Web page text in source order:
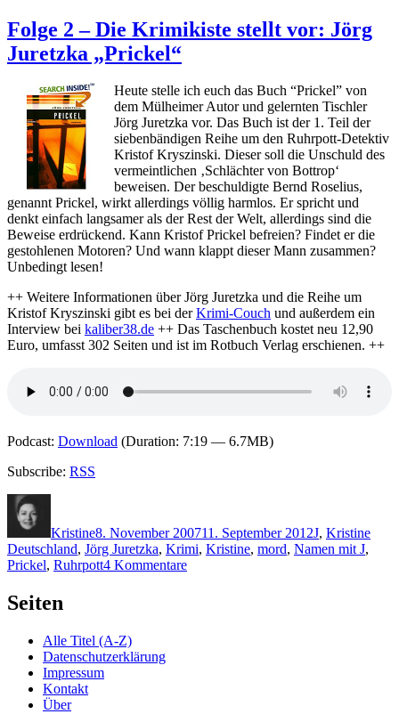
276:
Sammelrezension
Verdonk
Folge 2 – Die Krimikiste stellt vor: Jörg
Juretzka „Prickel“
Heute stelle ich euch das Buch “Prickel” von
dem Mülheimer Autor und gelernten Tischler
Jörg Juretzka vor. Das Buch ist der 1. Teil der
siebenbändigen Reihe um den Ruhrpott-Detektiv
Kristof Kryszinski. Dieser soll die Unschuld des
vermeintlichen ‚Schlächter von Bottrop‘
beweisen. Der beschuldigte Bernd Roselius,
genannt Prickel, wirkt allerdings völlig harmlos. Er spricht und
denkt einfach langsamer als der Rest der Welt, allerdings sind die
Beweise erdrückend. Kann Kristof Prickel befreien? Findet er die
gestohlenen Motoren? Und wann klappt dieser Mann zusammen?
Unbedingt lesen!
++ Weitere Informationen über Jörg Juretzka und die Reihe um
Kristof Kryszinski gibt es bei derKrimi-Couch und außerdem ein
Interview bei kaliber38.de ++ Das Taschenbuch kostet neu 12,90
Euro, umfasst 302 Seiten und ist im Rotbuch Verlag erschienen. ++
Podcast: Download (Duration: 7:19 — 6.7MB)
Subscribe: RSS
Kristine8. November 200711. September 2012J, Kristine
Deutschland, Jörg Juretzka, Krimi, Kristine, mord, Namen mit J,
Prickel, Ruhrpott4 Kommentarezu
Seiten
Alle Titel (A-Z)
Datenschutzerklärung
Impressum
Kontakt
Über